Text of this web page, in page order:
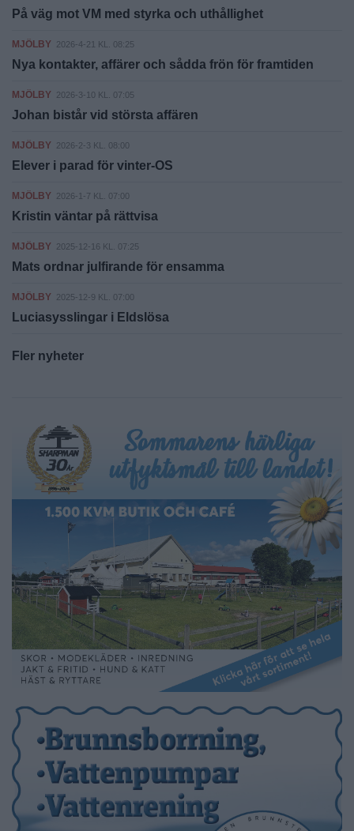
På väg mot VM med styrka och uthållighet
MJÖLBY 2026-4-21 KL. 08:25
Nya kontakter, affärer och sådda frön för framtiden
MJÖLBY 2026-3-10 KL. 07:05
Johan bistår vid största affären
MJÖLBY 2026-2-3 KL. 08:00
Elever i parad för vinter-OS
MJÖLBY 2026-1-7 KL. 07:00
Kristin väntar på rättvisa
MJÖLBY 2025-12-16 KL. 07:25
Mats ordnar julfirande för ensamma
MJÖLBY 2025-12-9 KL. 07:00
Luciasysslingar i Eldslösa
Fler nyheter